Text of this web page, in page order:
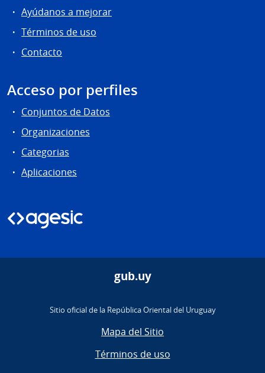
Ayúdanos a mejorar
Términos de uso
Contacto
Acceso por perfiles
Conjuntos de Datos
Organizaciones
Categorias
Aplicaciones
gub.uy
Sitio oficial de la República Oriental del Uruguay
Mapa del Sitio
Términos de uso